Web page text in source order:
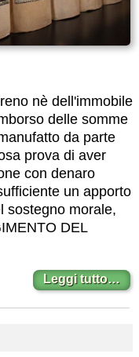
nè dell'immobile
delle somme
da parte
prova di aver
con denaro
un apporto
sostegno morale,
DEL
Leggi tutto…